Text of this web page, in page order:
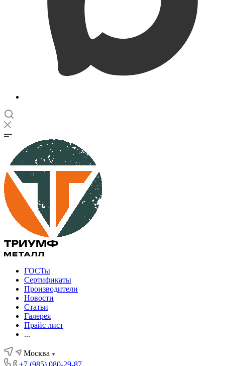
ГОСТы
Сертификаты
Производители
Новости
Статьи
Галерея
Прайс лист
...
Москва
+7 (985) 080-29-87